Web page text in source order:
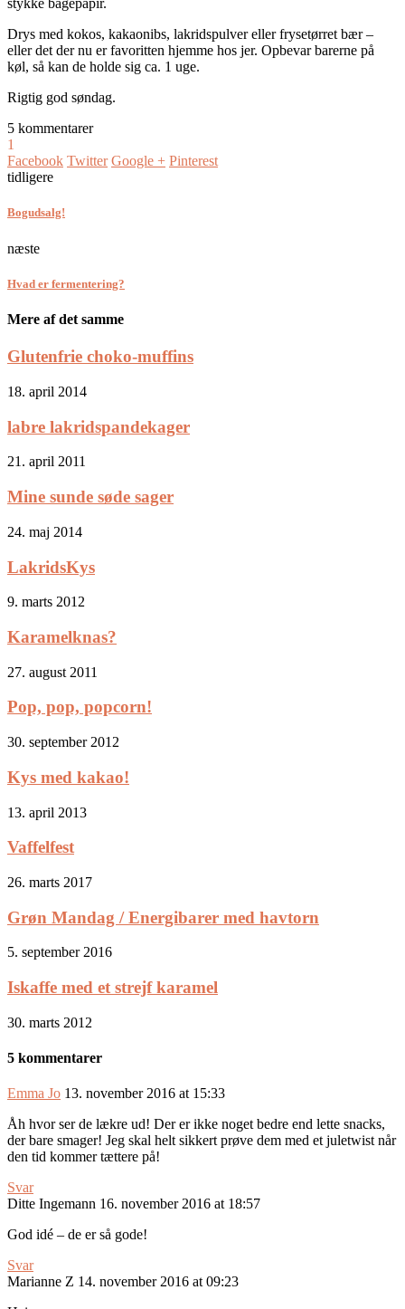
stykke bagepapir.
Drys med kokos, kakaonibs, lakridspulver eller frysetørret bær –
eller det der nu er favoritten hjemme hos jer. Opbevar barerne på
køl, så kan de holde sig ca. 1 uge.
Rigtig god søndag.
5 kommentarer
1
Facebook Twitter Google + Pinterest
tidligere
Bogudsalg!
næste
Hvad er fermentering?
Mere af det samme
Glutenfrie choko-muffins
18. april 2014
labre lakridspandekager
21. april 2011
Mine sunde søde sager
24. maj 2014
LakridsKys
9. marts 2012
Karamelknas?
27. august 2011
Pop, pop, popcorn!
30. september 2012
Kys med kakao!
13. april 2013
Vaffelfest
26. marts 2017
Grøn Mandag / Energibarer med havtorn
5. september 2016
Iskaffe med et strejf karamel
30. marts 2012
5 kommentarer
Emma Jo 13. november 2016 at 15:33
Åh hvor ser de lækre ud! Der er ikke noget bedre end lette snacks,
der bare smager! Jeg skal helt sikkert prøve dem med et juletwist når
den tid kommer tættere på!
Svar
Ditte Ingemann 16. november 2016 at 18:57
God idé – de er så gode!
Svar
Marianne Z 14. november 2016 at 09:23